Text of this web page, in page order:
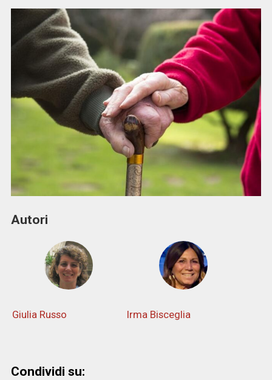
Autori
Giulia Russo Irma Bisceglia
Condividi su: